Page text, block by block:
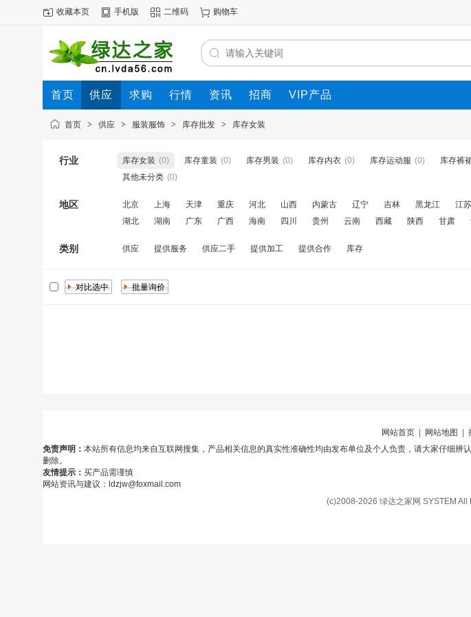
收藏本页 手机版 二维码 购物车
首页 供应 求购 行情 资讯 招商 VIP产品
首页 > 供应 > 服装服饰 > 库存批发 > 库存女装
行业 库存女装 (0) 库存童装 (0) 库存男装 (0) 库存内衣 (0) 库存运动服 (0) 库存裤
其他未分类 (0)
地区 北京 上海 天津 重庆 河北 山西 内蒙古 辽宁 吉林 黑龙江 江苏
湖北
湖南 广东 广西 海南 四川 贵州 云南 西藏 陕西 甘肃
类别 供应 提供服务 供应二手 提供加工 提供合作 库存
网站首页 网站地图
免责声明： 本站所有信息均来自互联网搜集，产品相关信息的真实性准确性均由发布单位及个人负责，请大家仔细辨
删除。
友情提示： 买产品需谨慎
网站资讯与建议：ldzjw@foxmail.com
(c)2008-2026 绿达之家网 SYSTEM